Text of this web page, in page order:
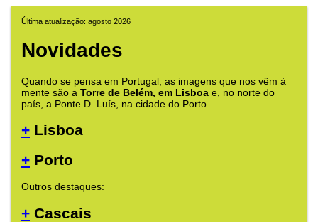
Última atualização: agosto 2026
Novidades
Quando se pensa em Portugal, as imagens que nos vêm à
mente são a Torre de Belém, em Lisboa e, no norte do
país, a Ponte D. Luís, na cidade do Porto.
+ Lisboa
+ Porto
Outros destaques:
+ Cascais